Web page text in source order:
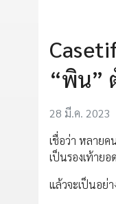
“พิน”
28 มี.ค. 2023
เชื่อว่า หลายค
เป็นรองเท้าย
แล้วจะเป็นอย่